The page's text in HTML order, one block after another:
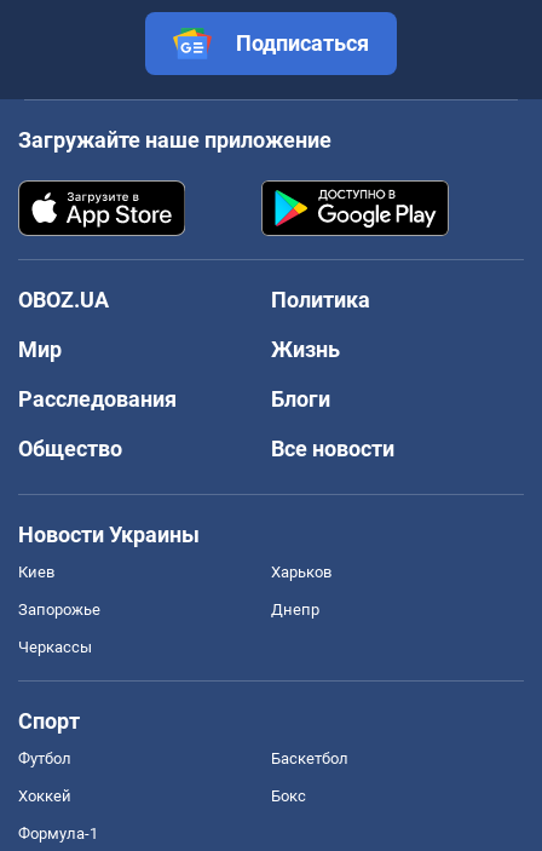
Подписаться
Загружайте наше приложение
OBOZ.UA
Политика
Мир
Жизнь
Расследования
Блоги
Общество
Все новости
Новости Украины
Киев Харьков
Запорожье Днепр
Черкассы
Спорт
Футбол Баскетбол
Хоккей Бокс
Формула-1